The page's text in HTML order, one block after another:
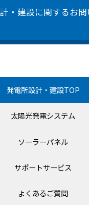
・建設に関するお
発電所設計・建設TOP
太陽光発電システム
ソーラーパネル
サポートサービス
よくあるご質問